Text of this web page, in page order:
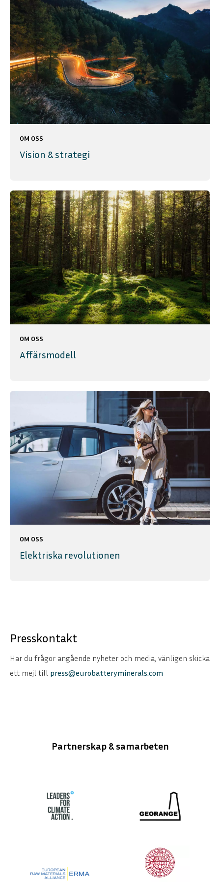
OM OSS
Vision & strategi
OM OSS
Affärsmodell
OM OSS
Elektriska revolutionen
Presskontakt
Har du frågor angående nyheter och media, vänligen skicka
ett mejl till press@eurobatteryminerals.com
Partnerskap & samarbeten